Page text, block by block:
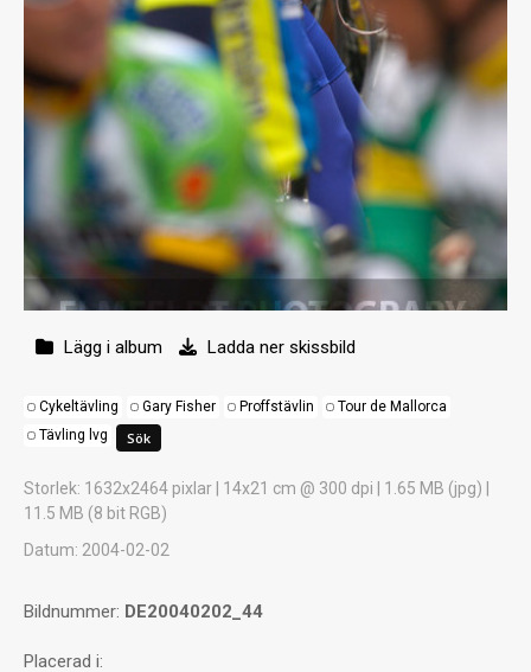
Lägg i album Ladda ner skissbild
Cykeltävling Gary Fisher Proffstävlin
Tour de Mallorca
Tävling lvg
Storlek: 1632x2464 pixlar | 14x21 cm @ 300 dpi | 1.65 MB (jpg) |
11.5 MB (8 bit RGB)
Datum: 2004-02-02
Bildnummer: DE20040202_44
Placerad i: